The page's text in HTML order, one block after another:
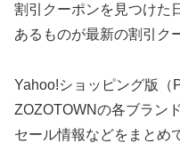
割引クーポンを見つけた
あるものが最新の割引ク
Yahoo!ショッピング版（
ZOZOTOWNの各ブラン
セール情報などをまとめ